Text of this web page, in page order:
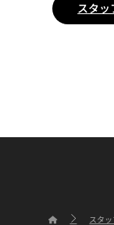
スタッ
スタ